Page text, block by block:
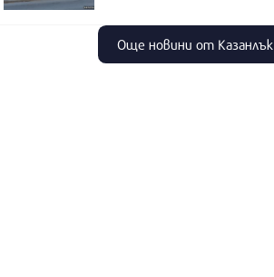
Още новини от Казанлък